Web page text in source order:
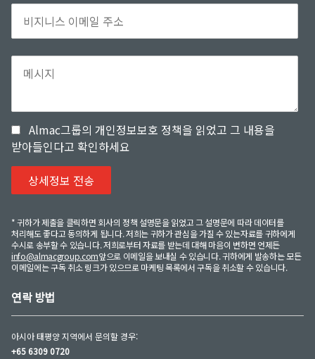
Almac그룹의 개인정보보호 정책을 읽었고 그 내용을
받아들인다고 확인하세요
* 귀하가 제출을 클릭하면 회사의 정책 설명문을 읽었고 그 설명문에 따라 데이터를
처리해도 좋다고 동의하게 됩니다. 저희는 귀하가 관심을 가질 수 있는자료를 귀하에게
수시로 송부할 수 있습니다. 저희로부터 자료를 받는데 대해 마음이 변하면 언제든
info@almacgroup.com앞으로 이메일을 보내실 수 있습니다. 귀하에게 발송하는 모든
이메일에는 구독 취소 링크가 있으므로 마케팅 목록에서 구독을 취소할 수 있습니다.
연락 방법
아시아 태평양 지역에서 문의할 경우:
+65 6309 0720